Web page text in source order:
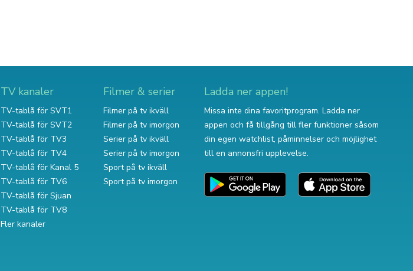
TV kanaler
TV-tablå för SVT1
TV-tablå för SVT2
TV-tablå för TV3
TV-tablå för TV4
TV-tablå för Kanal 5
TV-tablå för TV6
TV-tablå för Sjuan
TV-tablå för TV8
Fler kanaler
Filmer & serier
Filmer på tv ikväll
Filmer på tv imorgon
Serier på tv ikväll
Serier på tv imorgon
Sport på tv ikväll
Sport på tv imorgon
Ladda ner appen!
Missa inte dina favoritprogram. Ladda ner
appen och få tillgång till fler funktioner såsom
din egen watchlist, påminnelser och möjlighet
till en annonsfri upplevelse.